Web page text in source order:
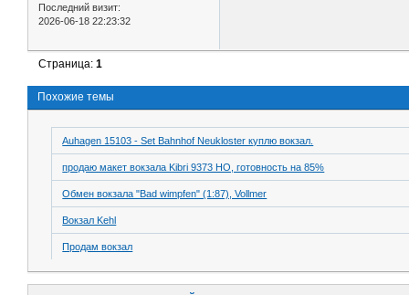
Последний визит:
2026-06-18 22:23:32
Страница:1
Похожие темы
Auhagen 15103 - Set Bahnhof Neukloster куплю вокзал.
продаю макет вокзала Kibri 9373 НО, готовность на 85%
Обмен вокзала "Bad wimpfen" (1:87), Vollmer
Вокзал Kehl
Продам вокзал